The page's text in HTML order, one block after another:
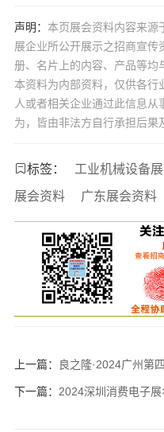
声明： 本页展会资料内容来源
展企业所公开展示之招商宣传
册、名片上的内容、产品等均
本资料为内部资料，仅供各行
人或者相关企业通过此信息
为，皆由非法方自行承担后果
标签： 工业机械设备
展会资料
广东展会资料
上一篇： 良之隆·2024广州第四届中国粤
下一篇： 2024深圳消费电子展名片、智能家居展